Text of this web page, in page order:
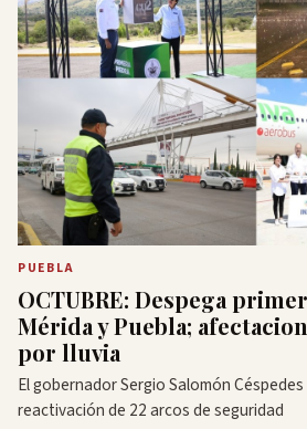
PUEBLA
OCTUBRE: Despega
Mérida y Puebla;
por lluvia
El gobernador Sergio Salomón
reactivación de 22 arcos de seguridad